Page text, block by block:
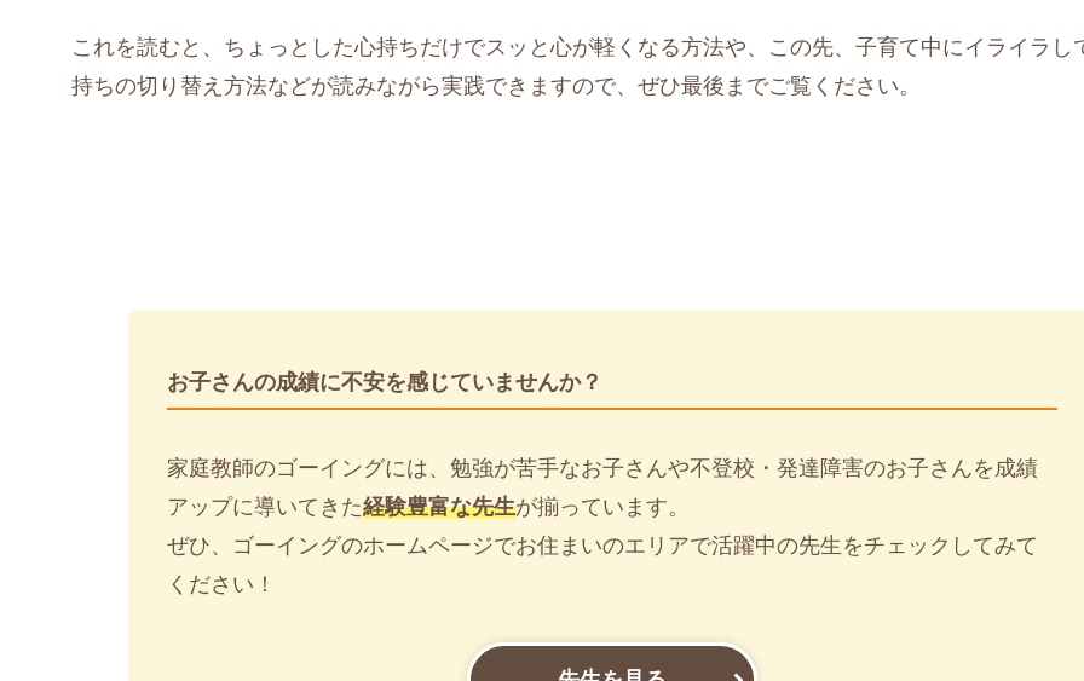
これを読むと、ちょっとした心持ちだけでスッと心が軽くなる方法や、この先、子育て中にイライラし
持ちの切り替え方法などが読みながら実践できますので、ぜひ最後までご覧ください。
お子さんの成績に不安を感じていませんか？
家庭教師のゴーイングには、勉強が苦手なお子さんや不登校・発達障害のお子さんを成績
アップに導いてきた経験豊富な先生が揃っています。
ぜひ、ゴーイングのホームページでお住まいのエリアで活躍中の先生をチェックしてみて
ください！